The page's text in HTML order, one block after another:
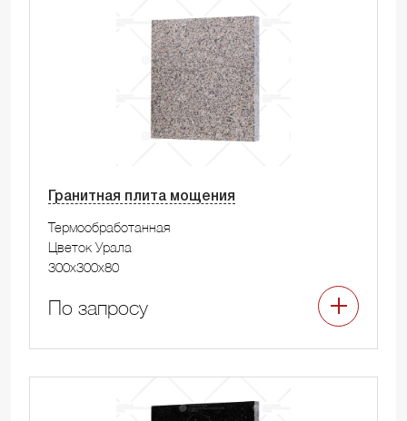
Гранитная плита мощения
Термообработанная
Цветок Урала
300x300x80
По запросу